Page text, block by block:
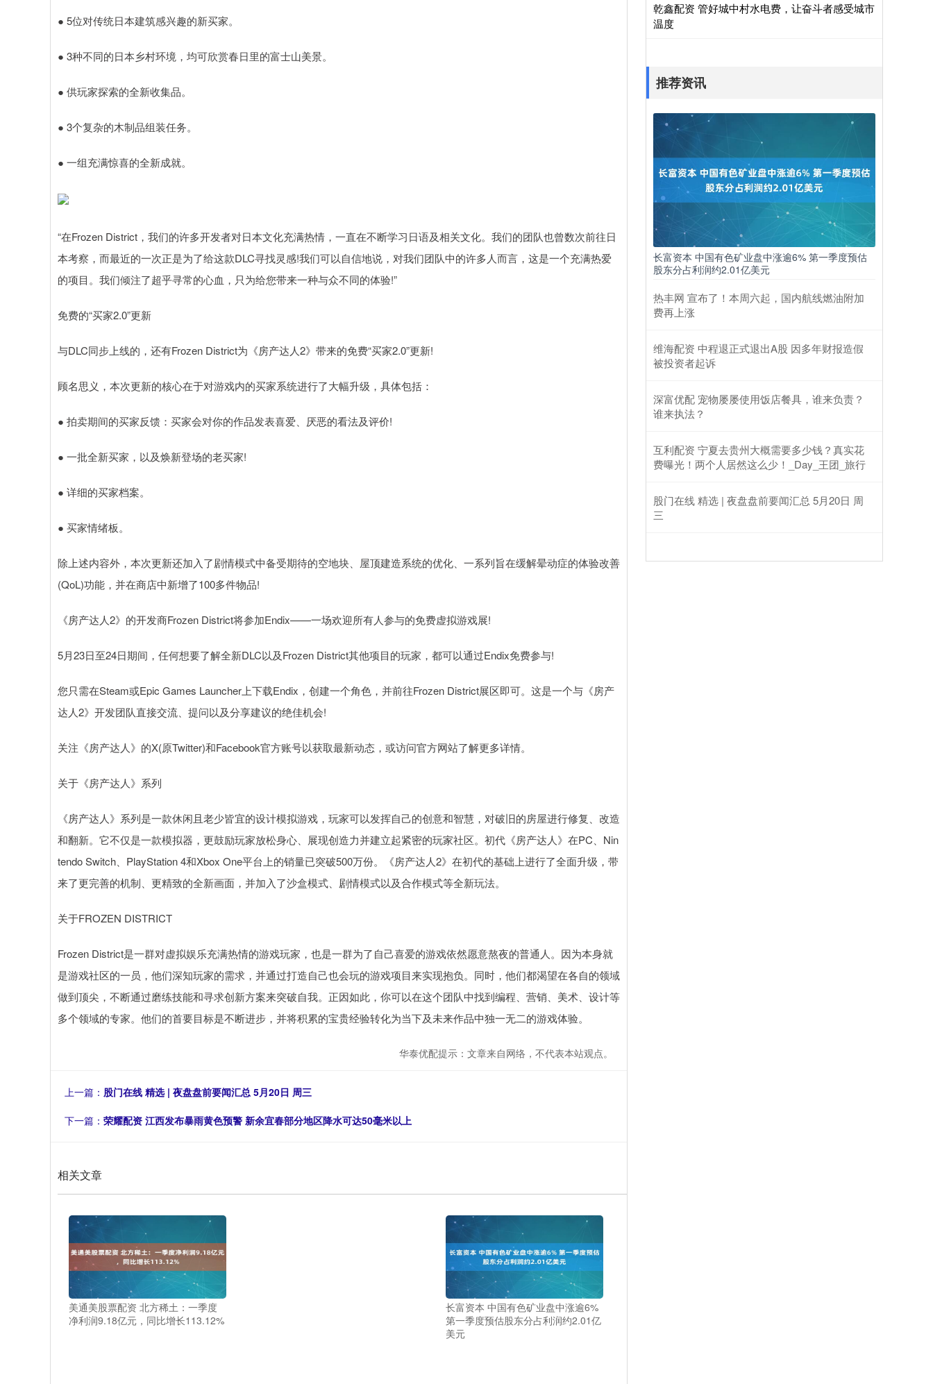
● 5位对传统日本建筑感兴趣的新买家。
● 3种不同的日本乡村环境，均可欣赏春日里的富士山美景。
● 供玩家探索的全新收集品。
● 3个复杂的木制品组装任务。
● 一组充满惊喜的全新成就。
“在Frozen District，我们的许多开发者对日本文化充满热情，一直在不断学习日语及相关文化。我们的团队也曾数次前往日
本考察，而最近的一次正是为了给这款DLC寻找灵感!我们可以自信地说，对我们团队中的许多人而言，这是一个充满热爱
的项目。我们倾注了超乎寻常的心血，只为给您带来一种与众不同的体验!”
免费的“买家2.0”更新
与DLC同步上线的，还有Frozen District为《房产达人2》带来的免费“买家2.0”更新!
顾名思义，本次更新的核心在于对游戏内的买家系统进行了大幅升级，具体包括：
● 拍卖期间的买家反馈：买家会对你的作品发表喜爱、厌恶的看法及评价!
● 一批全新买家，以及焕新登场的老买家!
● 详细的买家档案。
● 买家情绪板。
除上述内容外，本次更新还加入了剧情模式中备受期待的空地块、屋顶建造系统的优化、一系列旨在缓解晕动症的体验改善
(QoL)功能，并在商店中新增了100多件物品!
《房产达人2》的开发商Frozen District将参加Endix——一场欢迎所有人参与的免费虚拟游戏展!
5月23日至24日期间，任何想要了解全新DLC以及Frozen District其他项目的玩家，都可以通过Endix免费参与!
您只需在Steam或Epic Games Launcher上下载Endix，创建一个角色，并前往Frozen District展区即可。这是一个与《房产
达人2》开发团队直接交流、提问以及分享建议的绝佳机会!
关注《房产达人》的X(原Twitter)和Facebook官方账号以获取最新动态，或访问官方网站了解更多详情。
关于《房产达人》系列
《房产达人》系列是一款休闲且老少皆宜的设计模拟游戏，玩家可以发挥自己的创意和智慧，对破旧的房屋进行修复、改造
和翻新。它不仅是一款模拟器，更鼓励玩家放松身心、展现创造力并建立起紧密的玩家社区。初代《房产达人》在PC、Nin
tendo Switch、PlayStation 4和Xbox One平台上的销量已突破500万份。《房产达人2》在初代的基础上进行了全面升级，带
来了更完善的机制、更精致的全新画面，并加入了沙盒模式、剧情模式以及合作模式等全新玩法。
关于FROZEN DISTRICT
Frozen District是一群对虚拟娱乐充满热情的游戏玩家，也是一群为了自己喜爱的游戏依然愿意熬夜的普通人。因为本身就
是游戏社区的一员，他们深知玩家的需求，并通过打造自己也会玩的游戏项目来实现抱负。同时，他们都渴望在各自的领域
做到顶尖，不断通过磨练技能和寻求创新方案来突破自我。正因如此，你可以在这个团队中找到编程、营销、美术、设计等
多个领域的专家。他们的首要目标是不断进步，并将积累的宝贵经验转化为当下及未来作品中独一无二的游戏体验。
华泰优配提示：文章来自网络，不代表本站观点。
上一篇： 股门在线 精选 | 夜盘盘前要闻汇总 5月20日 周三
下一篇： 荣耀配资 江西发布暴雨黄色预警 新余宜春部分地区降水可达50毫米以上
相关文章
美通美股票配资 北方稀土：一季度
净利润9.18亿元，同比增长113.12%
长富资本 中国有色矿业盘中涨逾6%
第一季度预估股东分占利润约2.01亿
美元
乾鑫配资 管好城中村水电费，让奋斗者感受城市
温度
推荐资讯
长富资本 中国有色矿业盘中涨逾6% 第一季度预估
股东分占利润约2.01亿美元
热丰网 宣布了！本周六起，国内航线燃油附加
费再上涨
维海配资 中程退正式退出A股 因多年财报造假
被投资者起诉
深富优配 宠物屡屡使用饭店餐具，谁来负责？
谁来执法？
互利配资 宁夏去贵州大概需要多少钱？真实花
费曝光！两个人居然这么少！_Day_王团_旅行
股门在线 精选 | 夜盘盘前要闻汇总 5月20日 周
三